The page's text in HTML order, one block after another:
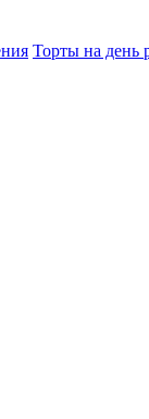
Торты на день